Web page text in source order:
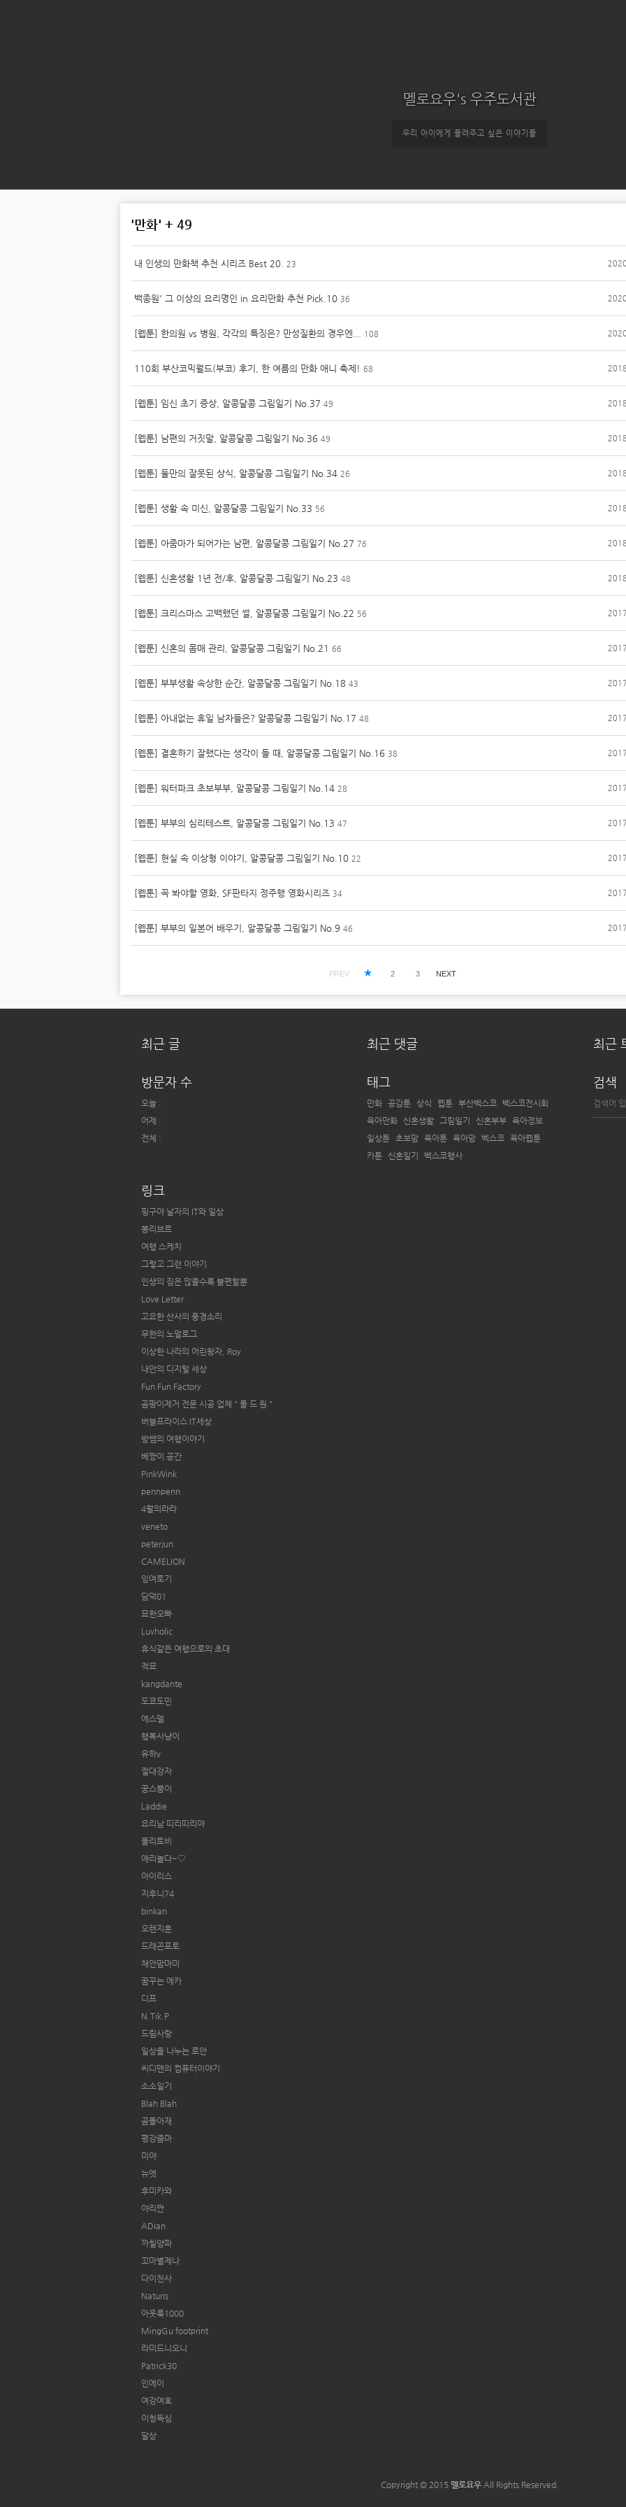
멜로요우's 우주도서관
우리 아이에게 들려주고 싶은 이야기들
'만화' + 49
내 인생의 만화책 추천 시리즈 Best 20. 23
백종원' 그 이상의 요리명인 in 요리만화 추천 Pick.10 36
[웹툰] 한의원 vs 병원, 각각의 특징은? 만성질환의 경우엔... 108
110회 부산코믹월드(부코) 후기, 한 여름의 만화 애니 축제! 68
[웹툰] 임신 초기 증상, 알콩달콩 그림일기 No.37 49
[웹툰] 남편의 거짓말, 알콩달콩 그림일기 No.36 49
[웹툰] 둘만의 잘못된 상식, 알콩달콩 그림일기 No.34 26
[웹툰] 생활 속 미신, 알콩달콩 그림일기 No.33 56
[웹툰] 아줌마가 되어가는 남편, 알콩달콩 그림일기 No.27 76
[웹툰] 신혼생활 1년 전/후, 알콩달콩 그림일기 No.23 48
[웹툰] 크리스마스 고백했던 썰, 알콩달콩 그림일기 No.22 56
[웹툰] 신혼의 몸매 관리, 알콩달콩 그림일기 No.21 66
[웹툰] 부부생활 속상한 순간, 알콩달콩 그림일기 No.18 43
[웹툰] 아내없는 휴일 남자들은? 알콩달콩 그림일기 No.17 48
[웹툰] 결혼하기 잘했다는 생각이 들 때, 알콩달콩 그림일기 No.16 38
[웹툰] 워터파크 초보부부, 알콩달콩 그림일기 No.14 28
[웹툰] 부부의 심리테스트, 알콩달콩 그림일기 No.13 47
[웹툰] 현실 속 이상형 이야기, 알콩달콩 그림일기 No.10 22
[웹툰] 꼭 봐야할 영화, SF판타지 정주행 영화시리즈 34
[웹툰] 부부의 일본어 배우기, 알콩달콩 그림일기 No.9 46
PREV 1 2 3 NEXT
최근 글 최근 댓글 최근
방문자 수
오늘 :
어제 :
전체 :
태그
만화 공감툰 상식 웹툰 부산벡스코
벡스코전시회
육아만화 신혼생활 그림일기 신혼부부 육아정보
일상툰 초보맘 육아툰 육아맘 벡스코 육아웹툰
카툰 신혼일기 벡스코행사
검색
링크
핑구야 날자의 IT와 일상
봉리브르
여행 스케치
그렇고 그런 이야기
인생의 짐은 많을수록 불편할뿐
Love Letter
고요한 산사의 풍경소리
무한의 노멀로그
이상한 나라의 어린왕자, Roy
내안의 디지털 세상
Fun Fun Factory
곰팡이제거 전문 시공 업체 " 몰 드 원 "
버블프라이스 IT세상
방쌤의 여행이야기
베짱이 공간
PinkWink
pennpenn
4월의라라
veneto
peterjun
CAMELION
잉여토기
담덕01
묘한오빠
Luvholic
휴식같은 여행으로의 초대
적묘
kangdante
도쿄도민
에스델
행복사냥이
유하v
절대강자
꿍스뿡이
Laddie
요리남 띠리띠리야
둘리토비
애리놀다~♡
아이리스
지후니74
binkan
오렌지훈
드래곤포토
채안맘마미
꿈꾸는 에카
디프
N.Tik.P
드림사랑
일상을 나누는 로안
씨디맨의 컴퓨터이야기
소소일기
Blah Blah
곰돌아재
평강줌마
미야
뉴엣
후미카와
야리짠
ADian
까칠양파
꼬마별제나
다이천사
Naturis
아웃룩1000
MingGu footprint
라미드니오니
Patrick30
인에이
여강여호
이청득심
달상
Copyright © 2015 멜로요우All Rights Reserved.